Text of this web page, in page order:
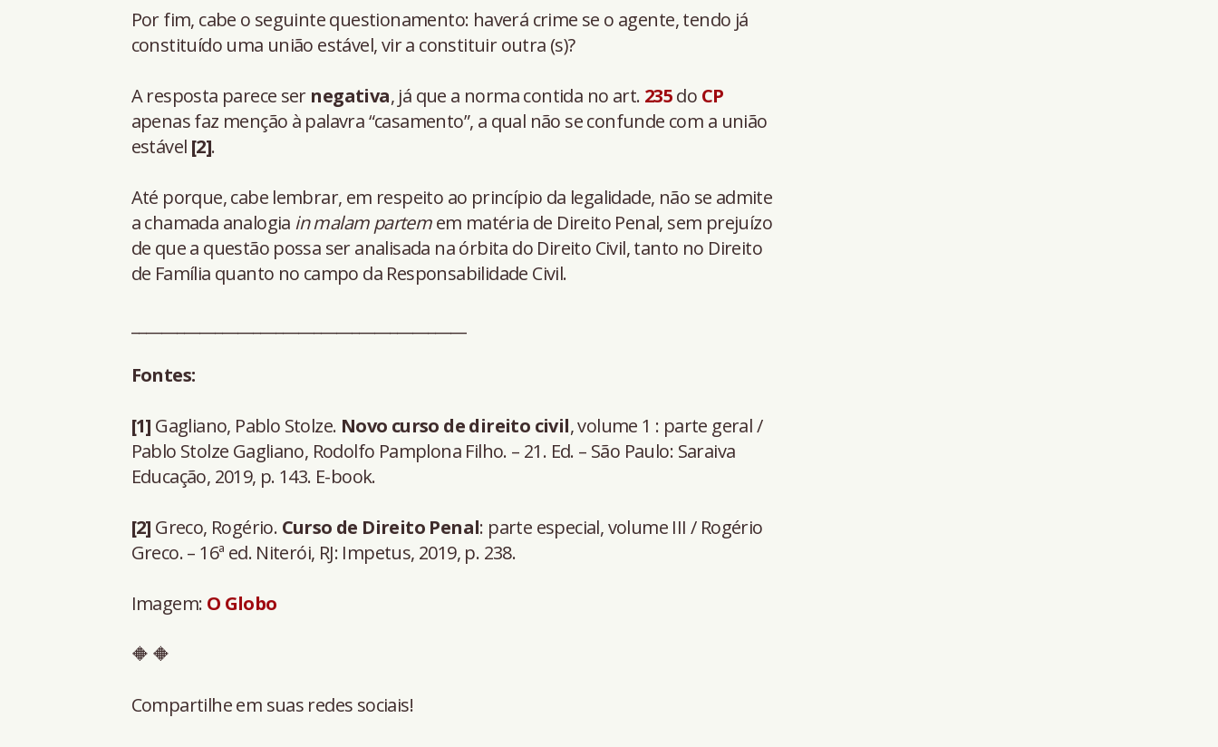
Por fim, cabe o seguinte questionamento: haverá crime se o agente, tendo já
constituído uma união estável, vir a constituir outra (s)?
A resposta parece ser negativa, já que a norma contida no art. 235do CP
apenas faz menção à palavra “casamento”, a qual não se confunde com a união
estável [2].
Até porque, cabe lembrar, em respeito ao princípio da legalidade, não se admite
a chamada analogia in malam partemem matéria de Direito Penal, sem prejuízo
de que a questão possa ser analisada na órbita do Direito Civil, tanto no Direito
de Família quanto no campo da Responsabilidade Civil.
Fontes:
[1] Gagliano, Pablo Stolze. Novo curso de direito civil, volume 1 : parte geral /
Pablo Stolze Gagliano, Rodolfo Pamplona Filho. – 21. Ed. – São Paulo: Saraiva
Educação, 2019, p. 143. E-book.
[2] Greco, Rogério. Curso de Direito Penal: parte especial, volume III / Rogério
Greco. – 16ª ed. Niterói, RJ: Impetus, 2019, p. 238.
Imagem: O Globo
🔶 🔶
Compartilhe em suas redes sociais!